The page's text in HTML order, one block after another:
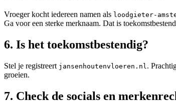
Vroeger kocht iedereen namen als loodgieter-
Ga voor een sterke merknaam. Dat is
6. Is het toekomstbestendig?
Stel je registreert jansenhoutenvloeren.nl .
groeien.
7. Check de socials en